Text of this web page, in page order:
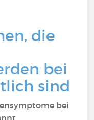
die
bei
sind
bei